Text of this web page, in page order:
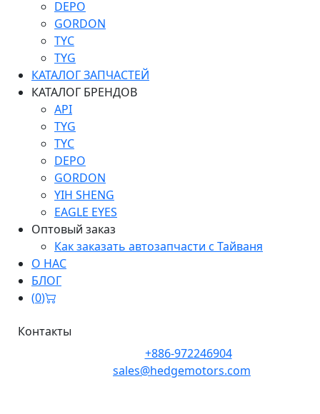
DEPO
GORDON
TYC
TYG
КАТАЛОГ ЗАПЧАСТЕЙ
КАТАЛОГ БРЕНДОВ
API
TYG
TYC
DEPO
GORDON
YIH SHENG
EAGLE EYES
Оптовый заказ
Как заказать автозапчасти с Тайваня
О НАС
БЛОГ
(0)
Контакты
+886-972246904
sales@hedgemotors.com